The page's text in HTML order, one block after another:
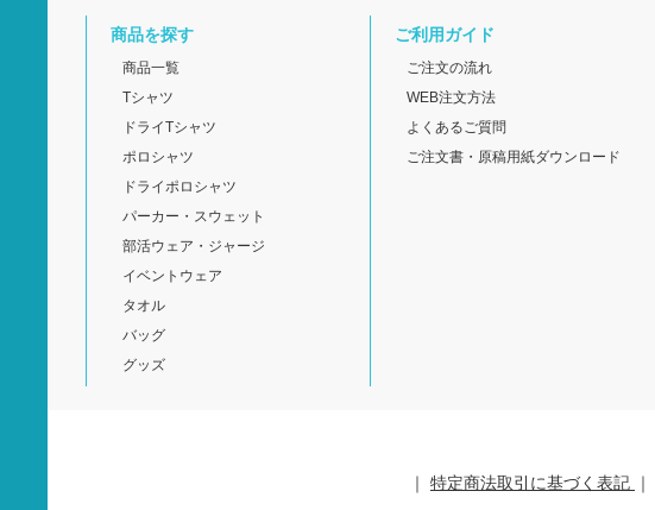
商品を探す
商品一覧
Tシャツ
ドライTシャツ
ポロシャツ
ドライポロシャツ
パーカー・スウェット
部活ウェア・ジャージ
イベントウェア
タオル
バッグ
グッズ
ご利用ガイド
ご注文の流れ
WEB注文方法
よくあるご質問
ご注文書・原稿用紙ダウンロード
｜ 特定商法取引に基づく表記 ｜